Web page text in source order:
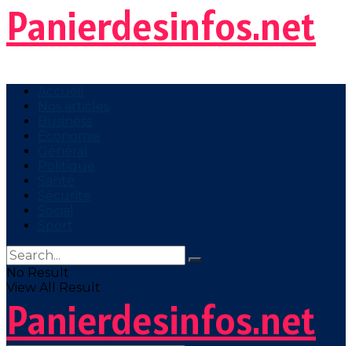
Panierdesinfos.net
No Result
View All Result
Panierdesinfos.net